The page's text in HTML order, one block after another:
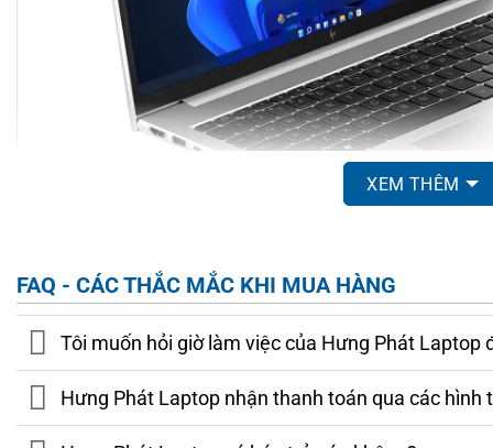
Bên cạnh vẻ ngoài,HP EliteBook 860 G10còn nổi bật nhờ
va đập tốt, bảo vệ linh kiện an toàn khi di chuyển nhiều.
trí hợp lý giúp người dùng dễ dàng kết nối các thiết bị ngoại
những môi trường làm việc bận rộn, yêu cầu sự nhanh
Yếu tố bảo mật cũng là điểm nhấn trênHP EliteBook 860
XEM THÊM
FAQ - CÁC THẮC MẮC KHI MUA HÀNG
Tôi muốn hỏi giờ làm việc của Hưng Phát Laptop
Hưng Phát Laptop nhận thanh toán qua các hình